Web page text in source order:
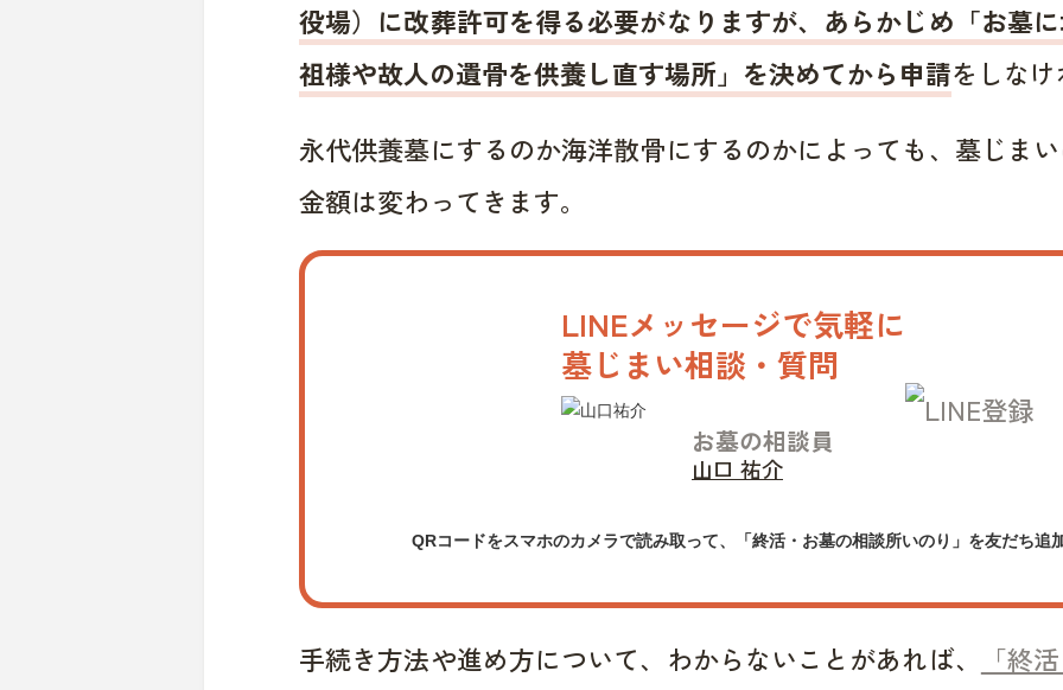
役場）に改葬許可を得る必要がなりますが、あらかじめ「お墓
祖様や故人の遺骨を供養し直す場所」を決めてから申請をしな
永代供養墓にするのか海洋散骨にするのかによっても、墓じま
金額は変わってきます。
LINEメッセージで気軽に
墓じまい相談・質問
お墓の相談員
山口 祐介
QRコードをスマホのカメラで読み取って、「終活・お墓の相談所いのり」を友だち追
手続き方法や進め方について、わからないことがあれば、
「終